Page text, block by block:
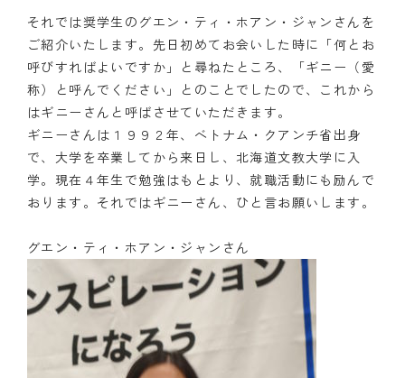
それでは奨学生のグエン・ティ・ホアン・ジャンさんを
ご紹介いたします。先日初めてお会いした時に「何とお
呼びすればよいですか」と尋ねたところ、「ギニー（愛
称）と呼んでください」とのことでしたので、これから
はギニーさんと呼ばさせていただきます。
ギニーさんは１９９２年、ベトナム・クアンチ省出身
で、大学を卒業してから来日し、北海道文教大学に入
学。現在４年生で勉強はもとより、就職活動にも励んで
おります。それではギニーさん、ひと言お願いします。
グエン・ティ・ホアン・ジャンさん